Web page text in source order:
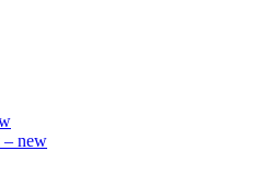
– new